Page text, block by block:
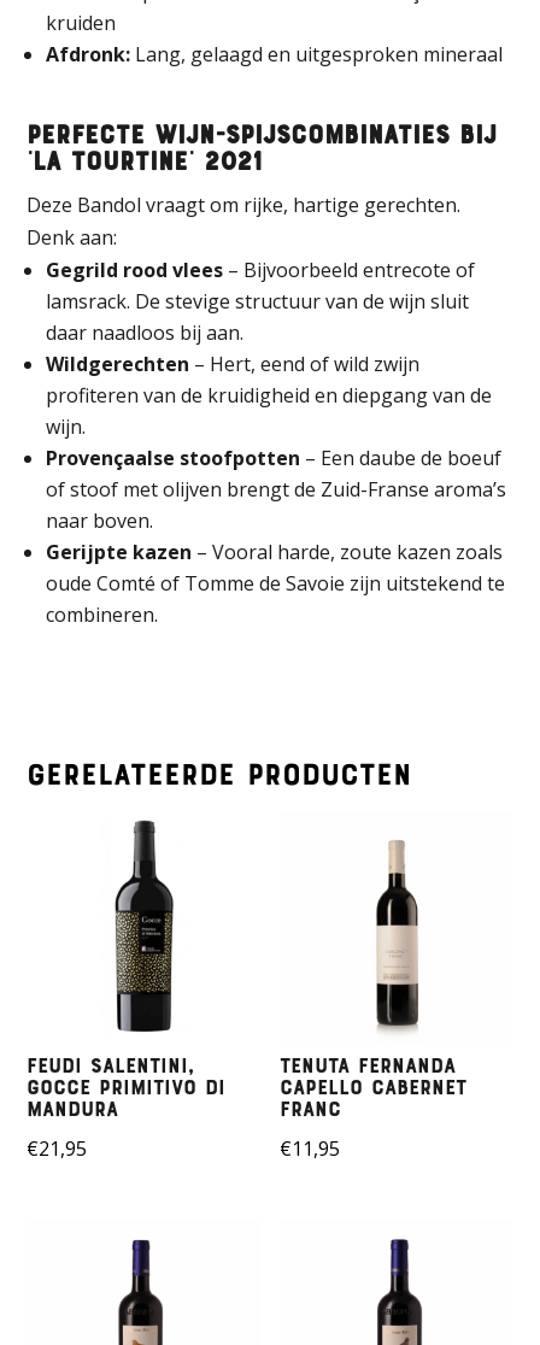
kruiden
Afdronk: Lang, gelaagd en uitgesproken mineraal
Perfecte wijn-spijscombinaties bij
‘La Tourtine’ 2021
Deze Bandol vraagt om rijke, hartige gerechten.
Denk aan:
Gegrild rood vlees – Bijvoorbeeld entrecote of
lamsrack. De stevige structuur van de wijn sluit
daar naadloos bij aan.
Wildgerechten – Hert, eend of wild zwijn
profiteren van de kruidigheid en diepgang van de
wijn.
Provençaalse stoofpotten – Een daube de boeuf
of stoof met olijven brengt de Zuid-Franse aroma’s
naar boven.
Gerijpte kazen – Vooral harde, zoute kazen zoals
oude Comté of Tomme de Savoie zijn uitstekend te
combineren.
Gerelateerde producten
Feudi Salentini,
Gocce Primitivo di
Mandura
€21,95
Tenuta Fernanda
Capello Cabernet
Franc
€11,95